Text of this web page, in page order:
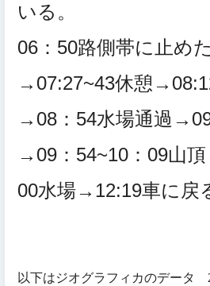
いる。
06：50路側帯に止め
→07:27~43休憩
→08：54水場通過
→09：54~10：09山
00水場→12:19車に戻
以下はジオグラフィカのデータ